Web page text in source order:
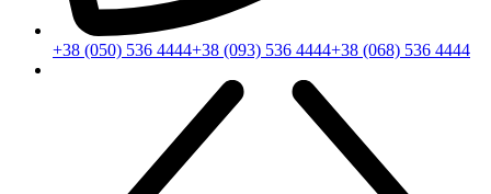
+38 (050) 536 4444+38 (093) 536 4444+38 (068) 536 4444